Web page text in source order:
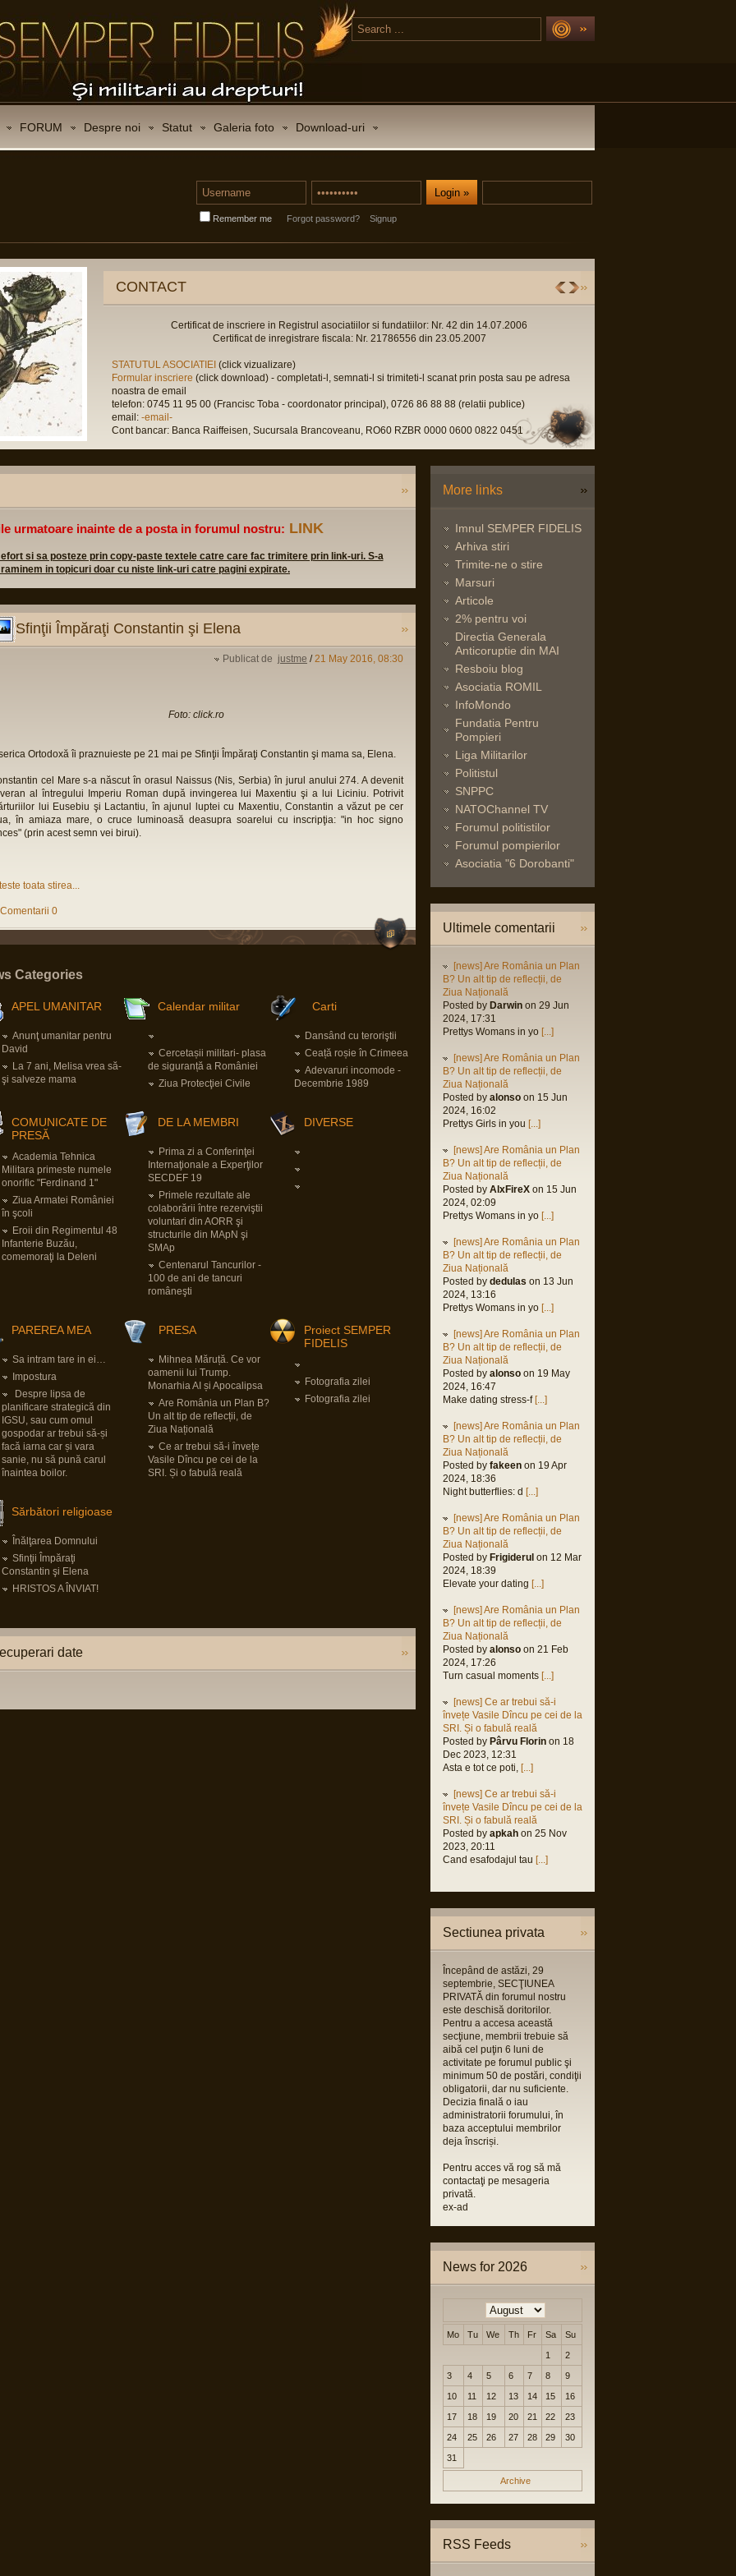
FORUM Despre noi Statut Galeria foto Download-uri
Remember me Forgot password? Signup
CONTACT
Certificat de inscriere in Registrul asociatiilor si fundatiilor: Nr. 42 din 14.07.2006
Certificat de inregistrare fiscala: Nr. 21786556 din 23.05.2007
STATUTUL ASOCIATIEI (click vizualizare)
Formular inscriere (click download) - completati-l, semnati-l si trimiteti-l scanat prin posta sau pe adresa
noastra de email
telefon: 0745 11 95 00 (Francisc Toba - coordonator principal), 0726 86 88 88 (relatii publice)
email: -email-
Cont bancar: Banca Raiffeisen, Sucursala Brancoveanu, RO60 RZBR 0000 0600 0822 0451
urmatoare inainte de a posta in forumul nostru: LINK
si sa posteze prin copy-paste textele catre care fac trimitere prin link-uri. S-a
in topicuri doar cu niste link-uri catre pagini expirate.
Sfinţii Împăraţi Constantin şi Elena
Publicat de justme /21 May 2016, 08:30
Foto: click.ro
Ortodoxă îi praznuieste pe 21 mai pe Sfinţii Împăraţi Constantin şi mama sa, Elena.
cel Mare s-a născut în orasul Naissus (Nis, Serbia) în jurul anului 274. A devenit
al întregului Imperiu Roman după invingerea lui Maxentiu şi a lui Liciniu. Potrivit
lui Eusebiu şi Lactantiu, în ajunul luptei cu Maxentiu, Constantin a văzut pe cer
în amiaza mare, o cruce luminoasă deasupra soarelui cu inscripţia: "in hoc signo
(prin acest semn vei birui).
toata stirea...
Comentarii 0
Categories
APEL UMANITAR
Anunţ umanitar pentru
David
La 7 ani, Melisa vrea să-
şi salveze mama
Calendar militar
Cercetașii militari- plasa
de siguranță a României
Ziua Protecţiei Civile
Carti
Dansând cu teroriştii
Ceață roșie în Crimeea
Adevaruri incomode -
Decembrie 1989
COMUNICATE DE
PRESĂ
Academia Tehnica
Militara primeste numele
onorific "Ferdinand 1"
Ziua Armatei României
în şcoli
Eroii din Regimentul 48
Infanterie Buzău,
comemoraţi la Deleni
DE LA MEMBRI
Prima zi a Conferinţei
Internaţionale a Experţilor
SECDEF 19
Primele rezultate ale
colaborării între rezerviştii
voluntari din AORR şi
structurile din MApN şi
SMAp
Centenarul Tancurilor -
100 de ani de tancuri
româneşti
DIVERSE
PAREREA MEA
Sa intram tare in ei…
Impostura
Despre lipsa de
planificare strategică din
IGSU, sau cum omul
gospodar ar trebui să-și
facă iarna car și vara
sanie, nu să pună carul
înaintea boilor.
PRESA
Mihnea Măruță. Ce vor
oamenii lui Trump.
Monarhia AI și Apocalipsa
Are România un Plan B?
Un alt tip de reflecții, de
Ziua Națională
Ce ar trebui să-i învețe
Vasile Dîncu pe cei de la
SRI. Și o fabulă reală
Proiect SEMPER
FIDELIS
Fotografia zilei
Fotografia zilei
Sărbători religioase
Înălţarea Domnului
Sfinţii Împăraţi
Constantin şi Elena
HRISTOS A ÎNVIAT!
date
More links
Imnul SEMPER FIDELIS
Arhiva stiri
Trimite-ne o stire
Marsuri
Articole
2% pentru voi
Directia Generala
Anticoruptie din MAI
Resboiu blog
Asociatia ROMIL
InfoMondo
Fundatia Pentru
Pompieri
Liga Militarilor
Politistul
SNPPC
NATOChannel TV
Forumul politistilor
Forumul pompierilor
Asociatia "6 Dorobanti"
Ultimele comentarii
[news] Are România un Plan
B? Un alt tip de reflecții, de
Ziua Națională
Posted by Darwin on 29 Jun
2024, 17:31
Prettys Womans in yo [...]
[news] Are România un Plan
B? Un alt tip de reflecții, de
Ziua Națională
Posted by alonso on 15 Jun
2024, 16:02
Prettys Girls in you [...]
[news] Are România un Plan
B? Un alt tip de reflecții, de
Ziua Națională
Posted by AlxFireX on 15 Jun
2024, 02:09
Prettys Womans in yo [...]
[news] Are România un Plan
B? Un alt tip de reflecții, de
Ziua Națională
Posted by dedulas on 13 Jun
2024, 13:16
Prettys Womans in yo [...]
[news] Are România un Plan
B? Un alt tip de reflecții, de
Ziua Națională
Posted by alonso on 19 May
2024, 16:47
Make dating stress-f [...]
[news] Are România un Plan
B? Un alt tip de reflecții, de
Ziua Națională
Posted by fakeen on 19 Apr
2024, 18:36
Night butterflies: d [...]
[news] Are România un Plan
B? Un alt tip de reflecții, de
Ziua Națională
Posted by Frigiderul on 12 Mar
2024, 18:39
Elevate your dating [...]
[news] Are România un Plan
B? Un alt tip de reflecții, de
Ziua Națională
Posted by alonso on 21 Feb
2024, 17:26
Turn casual moments [...]
[news] Ce ar trebui să-i
învețe Vasile Dîncu pe cei de la
SRI. Și o fabulă reală
Posted by Pârvu Florin on 18
Dec 2023, 12:31
Asta e tot ce poti, [...]
[news] Ce ar trebui să-i
învețe Vasile Dîncu pe cei de la
SRI. Și o fabulă reală
Posted by apkah on 25 Nov
2023, 20:11
Cand esafodajul tau [...]
Sectiunea privata
Începând de astăzi, 29
septembrie, SECŢIUNEA
PRIVATĂ din forumul nostru
este deschisă doritorilor.
Pentru a accesa această
secţiune, membrii trebuie să
aibă cel puţin 6 luni de
activitate pe forumul public şi
minimum 50 de postări, condiţii
obligatorii, dar nu suficiente.
Decizia finală o iau
administratorii forumului, în
baza acceptului membrilor
deja înscriși.
Pentru acces vă rog să mă
contactaţi pe mesageria
privată.
ex-ad
News for 2026
Mo Tu We Th Fr Sa Su
1 2
3 4 5 6 7 8 9
10 11 12 13 14 15 16
17 18 19 20 21 22 23
24 25 26 27 28 29 30
31
Archive
RSS Feeds